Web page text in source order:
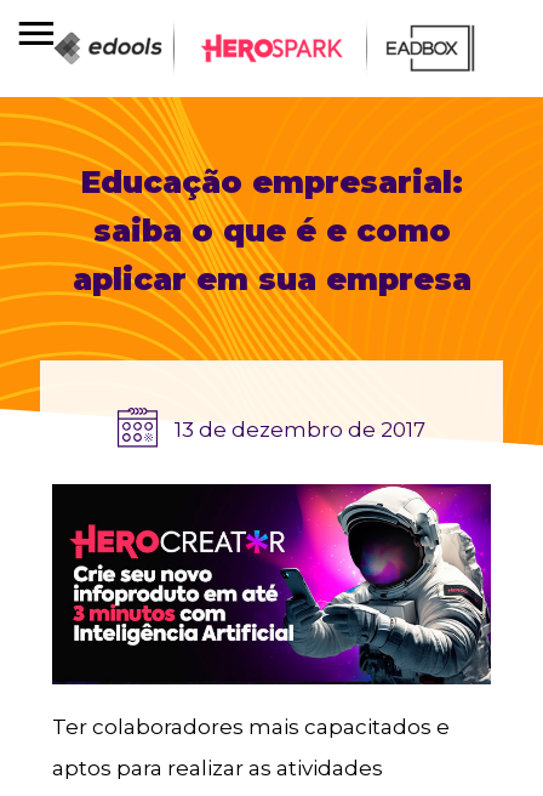
Educação empresarial:
saiba o que é e como
aplicar em sua empresa
13 de dezembro de 2017
Ter colaboradores mais capacitados e
aptos para realizar as atividades